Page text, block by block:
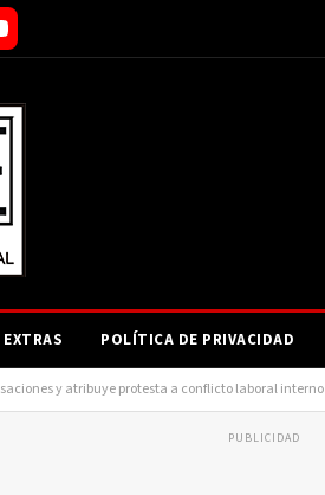
EXTRAS POLÍTICA DE PRIVACIDAD
y atribuye protesta a conflicto laboral interno
PUBLICIDAD